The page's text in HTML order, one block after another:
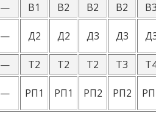
— В1 В2 В2 В2
— Д2 Д2 Д3 Д3
— Т2 Т2 Т2 Т3
— РП1 РП1 РП2 РП2